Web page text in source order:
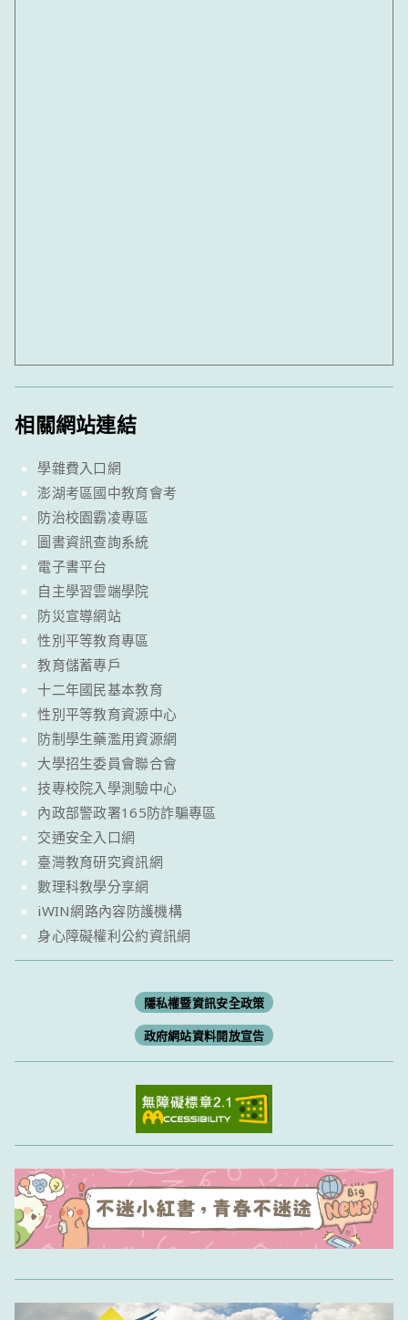
相關網站連結
學雜費入口網
澎湖考區國中教育會考
防治校園霸凌專區
圖書資訊查詢系統
電子書平台
自主學習雲端學院
防災宣導網站
性別平等教育專區
教育儲蓄專戶
十二年國民基本教育
性別平等教育資源中心
防制學生藥濫用資源網
大學招生委員會聯合會
技專校院入學測驗中心
內政部警政署165防詐騙專區
交通安全入口網
臺灣教育研究資訊網
數理科教學分享網
iWIN網路內容防護機構
身心障礙權利公約資訊網
隱私權暨資訊安全政策
政府網站資料開放宣告